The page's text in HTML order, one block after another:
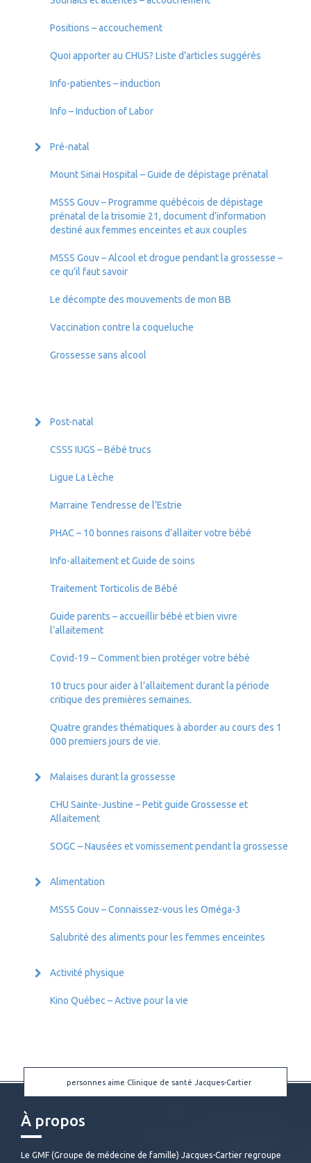
Positions – accouchement
Quoi apporter au CHUS? Liste d’articles suggérés
Info-patientes – induction
Info – Induction of Labor
Pré-natal
Mount Sinai Hospital – Guide de dépistage prénatal
MSSS Gouv – Programme québécois de dépistage
prénatal de la trisomie 21, document d’information
destiné aux femmes enceintes et aux couples
MSSS Gouv – Alcool et drogue pendant la grossesse –
ce qu’il faut savoir
Le décompte des mouvements de mon BB
Vaccination contre la coqueluche
Grossesse sans alcool
Post-natal
CSSS IUGS – Bébé trucs
Ligue La Lèche
Marraine Tendresse de l’Estrie
PHAC – 10 bonnes raisons d’allaiter votre bébé
Info-allaitement et Guide de soins
Traitement Torticolis de Bébé
Guide parents – accueillir bébé et bien vivre
l’allaitement
Covid-19 – Comment bien protéger votre bébé
10 trucs pour aider à l’allaitement durant la période
critique des premières semaines.
Quatre grandes thématiques à aborder au cours des 1
000 premiers jours de vie.
Malaises durant la grossesse
CHU Sainte-Justine – Petit guide Grossesse et
Allaitement
SOGC – Nausées et vomissement pendant la grossesse
Alimentation
MSSS Gouv – Connaissez-vous les Oméga-3
Salubrité des aliments pour les femmes enceintes
Activité physique
Kino Québec – Active pour la vie
personnes aime Clinique de santé Jacques-Cartier
À propos
Le GMF (Groupe de médecine de famille) Jacques-Cartier regroupe